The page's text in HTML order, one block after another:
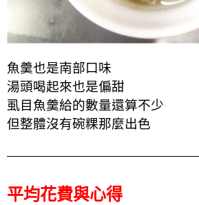
魚羹也是南部口味
湯頭喝起來也是偏甜
虱目魚羹給的數量還算不少
但整體沒有碗粿那麼出色
平均花費與心得